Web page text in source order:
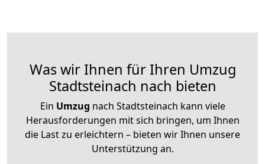
Was wir Ihnen für Ihren Umzug
Stadtsteinach nach bieten
Ein Umzug nach Stadtsteinach kann viele
Herausforderungen mit sich bringen, um Ihnen
die Last zu erleichtern – bieten wir Ihnen unsere
Unterstützung an.